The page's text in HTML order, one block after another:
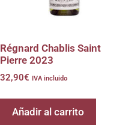
Régnard Chablis Saint
Pierre 2023
32,90€ IVA incluido
Añadir al carrito